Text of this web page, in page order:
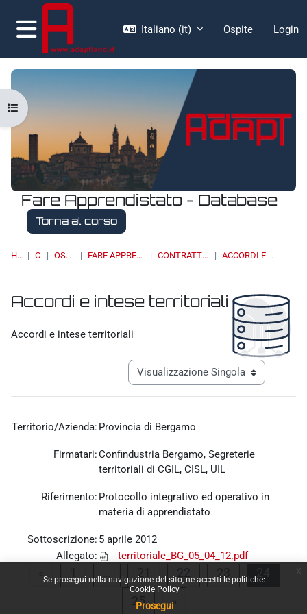
Vai al contenuto principale
Se prosegui nella navigazione del sito, ne accetti le politiche:
Cookie Policy
Prosegui
Pannello laterale
Italiano ‎(it)‎ Ospite Login
Fare Apprendistato - Database
Torna al corso
HOME CORSI OSSERVATORI FARE APPRENDISTATO - DATABASE CONTRATTAZIONE COLLETTIVA ACCORDI E INTESE TERRITORIALI
Apri indice del corso
Accordi e intese territoriali
Accordi e intese territoriali
Navigazione terziaria modalità
Territorio/Azienda: Provincia di Bergamo
Firmatari:Confindustria Bergamo, Segreterie
territoriali di CGIL, CISL, UIL
Riferimento: Protocollo integrativo ed operativo in
materia di apprendistato
Sottoscrizione: 5 aprile 2012
Allegato:
territoriale_BG_05_04_12.pdf
Pagina precedente
Pagina 1 21 Pagina 21Pagina 22
23 Pagina 23
25Pagina 25
»